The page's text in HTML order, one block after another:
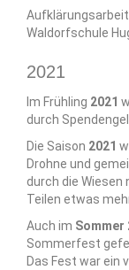
Aufklärungsarbeit
Waldorfschule
2021
Im Frühling 2021
durch
Die Saison 2021
Drohne und
durch die
Teilen etwas
Auch im Sommer
Sommerfest
Das Fest war ein